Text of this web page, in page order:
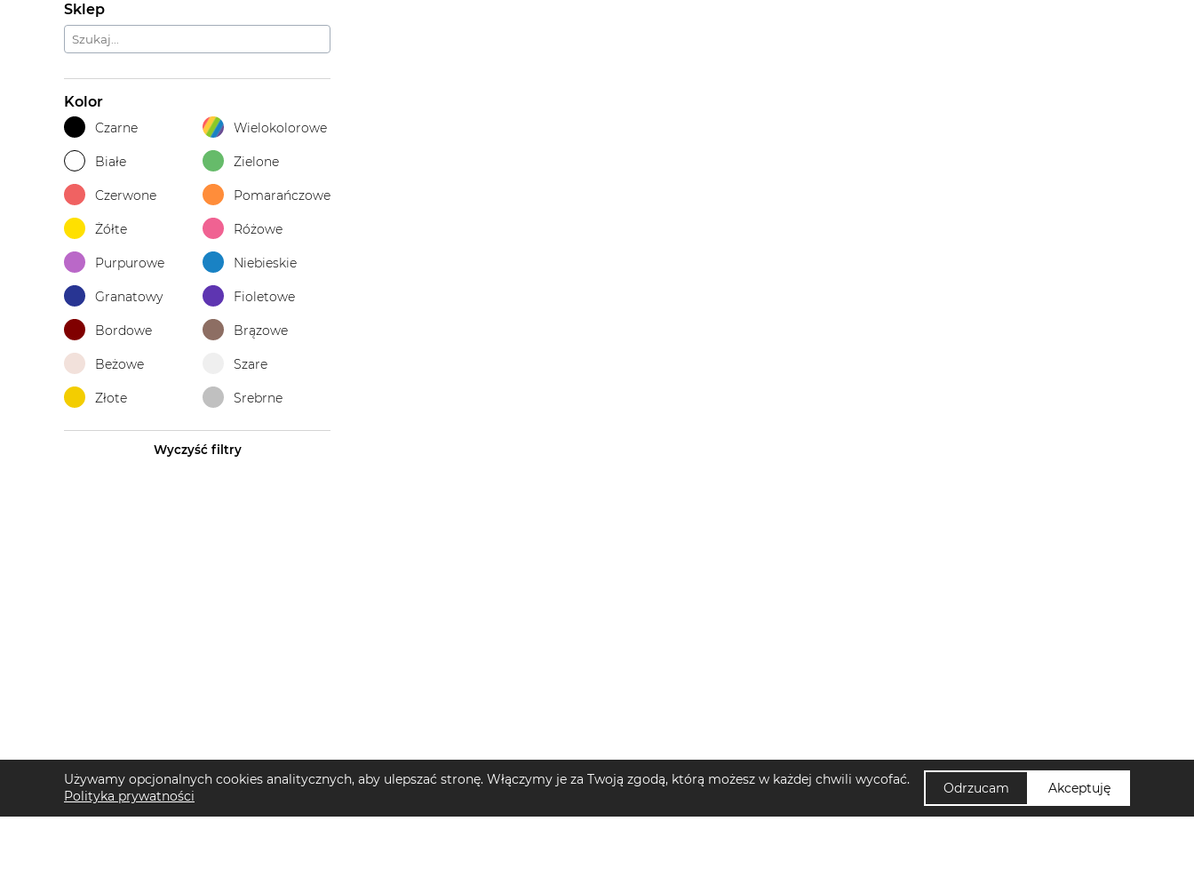
Sklep
Kolor
Czarne Wielokolorowe
Białe Zielone
Czerwone Pomarańczowe
Żółte Różowe
Purpurowe Niebieskie
Granatowy Fioletowe
Bordowe Brązowe
Beżowe Szare
Złote Srebrne
Wyczyść filtry
Używamy opcjonalnych cookies analitycznych, aby ulepszać stronę. Włączymy je za Twoją zgodą, którą możesz w każdej chwili wycofać.
Polityka prywatności
Odrzucam Akceptuję